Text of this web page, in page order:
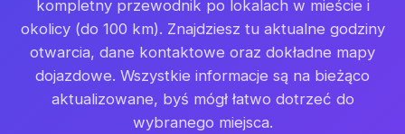
kompletny przewodnik po lokalach w mieście i
okolicy (do 100 km). Znajdziesz tu aktualne godziny
otwarcia, dane kontaktowe oraz dokładne mapy
dojazdowe. Wszystkie informacje są na bieżąco
aktualizowane, byś mógł łatwo dotrzeć do
wybranego miejsca.